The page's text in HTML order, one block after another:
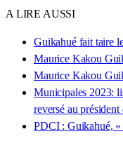
A LIRE AUSSI
Guikahué fait taire
Maurice Kakou
Maurice Kakou
Municipales 2023:
reversé au
PDCI : Guikahué, «